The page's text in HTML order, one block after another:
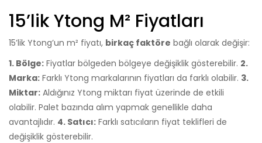
mantar
sebze
kalıp
meyve
15’lik Ytong M² Fiyatları
15’lik Ytong’un m² fiyatı, birkaç faktöre bağlı olarak değişir:
1. Bölge: Fiyatlar bölgeden bölgeye değişiklik gösterebilir. 2.
Marka: Farklı Ytong markalarının fiyatları da farklı olabilir. 3.
Miktar: Aldığınız Ytong miktarı fiyat üzerinde de etkili
olabilir. Palet bazında alım yapmak genellikle daha
avantajlıdır. 4. Satıcı: Farklı satıcıların fiyat teklifleri de
değişiklik gösterebilir.